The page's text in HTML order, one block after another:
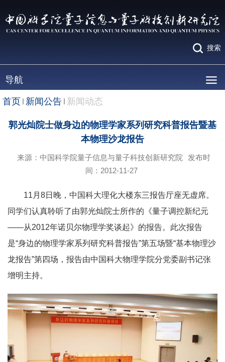
搜索
导航
首页 新闻公告 新闻动态
郭光灿院士做身边的物理学家系列研究科普报告暨基
本物理沙龙报告
来源：中国科学院量子信息与量子科技创新研究院
发布时
间：2012-11-27
11月8日晚，中国科大理化大楼东三报告厅座无虚席。
同学们认真聆听了由郭光灿院士所作的《量子调控新纪元
——从2012年诺贝尔物理学奖谈起》的报告。此次报告
是“身边的物理学家系列研究科普报告”第五场暨“基本物理沙
龙报告”第四场，报告由中国科大物理学院分党委副书记张
增明主持。